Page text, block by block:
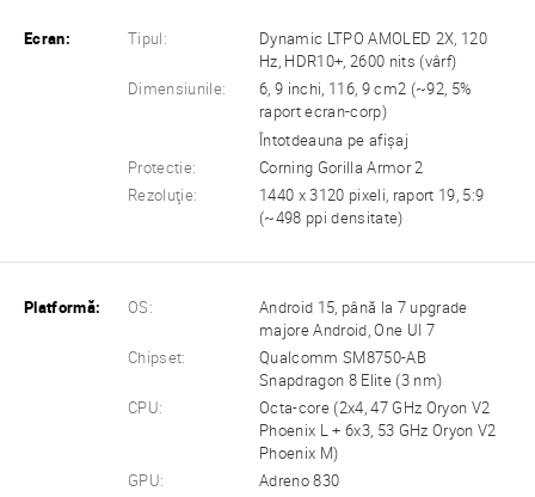
Ecran: Tipul:
Dynamic LTPO AMOLED 2X, 120
Hz, HDR10+, 2600 nits (vârf)
Dimensiunile:
6, 9 inchi, 116, 9 cm2 (~92, 5%
raport ecran-corp)
Întotdeauna pe afișaj
Protectie:
Corning Gorilla Armor 2
Rezoluţie:
1440 x 3120 pixeli, raport 19, 5:9
(~498 ppi densitate)
Platformă: OS:
Android 15, până la 7 upgrade
majore Android, One UI 7
Chipset:
Qualcomm SM8750-AB
Snapdragon 8 Elite (3 nm)
CPU:
Octa-core (2x4, 47 GHz Oryon V2
Phoenix L + 6x3, 53 GHz Oryon V2
Phoenix M)
GPU:
Adreno 830